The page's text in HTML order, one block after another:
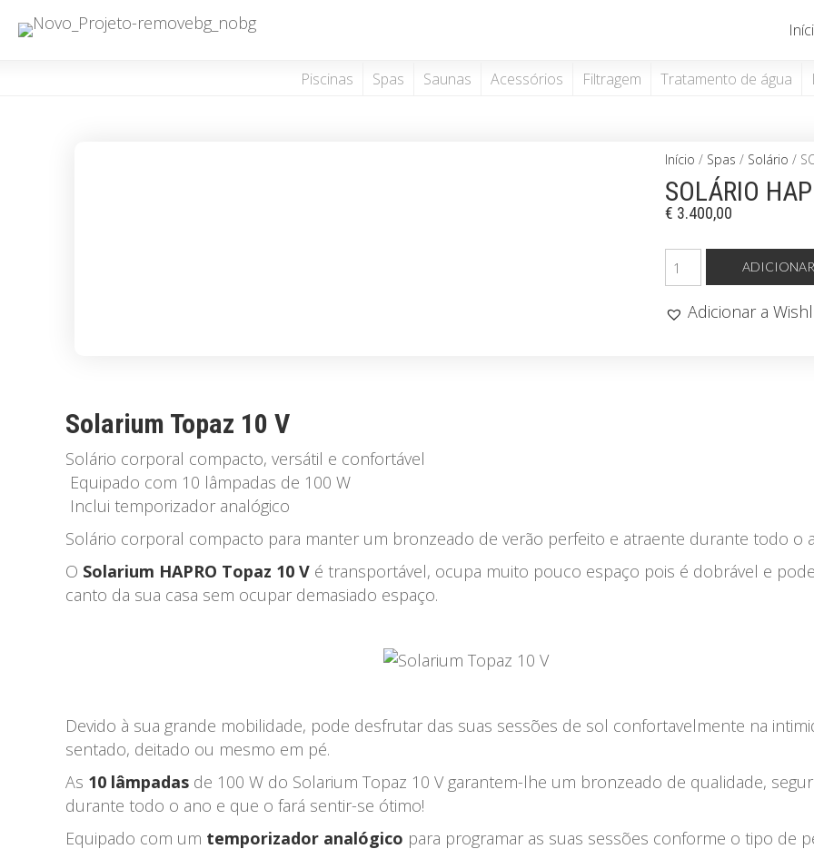
Piscinas Spas Saunas Acessórios Filtragem Tratamento de água
Início / Spas / Solário /
SOLÁRIO
€ 3.400,00
Quantidade
de
SOLÁRIO
ADICIONAR
Adicionar a
Solarium Topaz 10 V
Solário corporal compacto, versátil e confortável
Equipado com 10 lâmpadas de 100 W
Inclui temporizador analógico
Solário corporal compacto para manter um bronzeado de verão perfeito e atraente durante todo o
O Solarium HAPRO Topaz 10 V é transportável, ocupa muito pouco espaço pois é dobrável e
canto da sua casa sem ocupar demasiado espaço.
Devido à sua grande mobilidade, pode desfrutar das suas sessões de sol confortavelmente na
sentado, deitado ou mesmo em pé.
As 10 lâmpadas de 100 W do Solarium Topaz 10 V garantem-lhe um bronzeado de qualidade,
durante todo o ano e que o fará sentir-se ótimo!
Equipado com um temporizador analógico para programar as suas sessões conforme o tipo de